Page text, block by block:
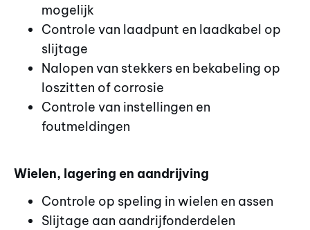
mogelijk
Controle van laadpunt en laadkabel op
slijtage
Nalopen van stekkers en bekabeling op
loszitten of corrosie
Controle van instellingen en
foutmeldingen
Wielen, lagering en aandrijving
Controle op speling in wielen en assen
Slijtage aan aandrijfonderdelen